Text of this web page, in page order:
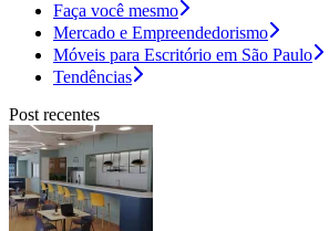
Faça você mesmo
Mercado e Empreendedorismo
Móveis para Escritório em São Paulo
Tendências
Post recentes